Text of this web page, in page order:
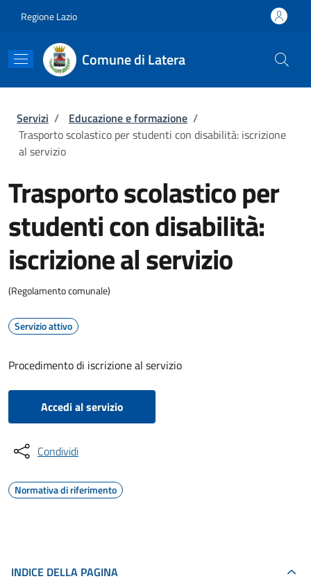
Regione Lazio
Comune di Latera
Briciole di pane
Servizi / Educazione e formazione /
Trasporto scolastico per studenti con disabilità: iscrizione
al servizio
Trasporto scolastico per
studenti con disabilità:
iscrizione al servizio
(Regolamento comunale)
Servizio attivo
Procedimento di iscrizione al servizio
Accedi al servizio
Condividi
Normativa di riferimento
INDICE DELLA PAGINA